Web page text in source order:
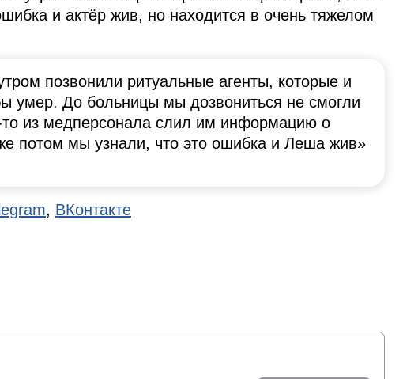
и актёр жив, но находится в очень тяжелом
позвонили ритуальные агенты, которые и
умер. До больницы мы дозвониться не смогли
из медперсонала слил им информацию о
потом мы узнали, что это ошибка и Леша жив»
, ВКонтакте